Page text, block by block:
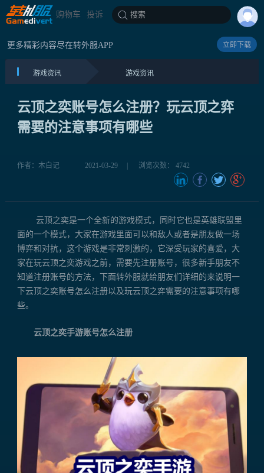
购物车 投诉 搜索
更多精彩内容尽在转外服APP 立即下载
游戏资讯 游戏资讯
云顶之奕账号怎么注册？玩云顶之弈
需要的注意事项有哪些
作者：木白记 2021-03-29 浏览次数： 4742
云顶之奕是一个全新的游戏模式，同时它也是英雄联盟里
面的一个模式，大家在游戏里面可以和敌人或者是朋友做一场
博弈和对抗，这个游戏是非常刺激的，它深受玩家的喜爱，大
家在玩云顶之奕游戏之前，需要先注册账号，很多新手朋友不
知道注册账号的方法，下面转外服就给朋友们详细的来说明一
下云顶之奕账号怎么注册以及玩云顶之弈需要的注意事项有哪
些。
云顶之奕手游账号怎么注册